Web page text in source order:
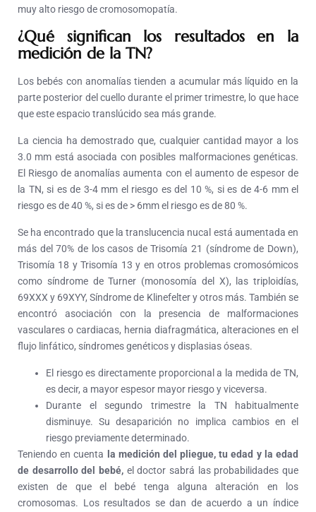
muy alto riesgo de cromosomopatía.
¿Qué significan los resultados en la
medición de la TN?
Los bebés con anomalías tienden a acumular más líquido en la
parte posterior del cuello durante el primer trimestre, lo que hace
que este espacio translúcido sea más grande.
La ciencia ha demostrado que, cualquier cantidad mayor a los
3.0 mm está asociada con posibles malformaciones genéticas.
El Riesgo de anomalías aumenta con el aumento de espesor de
la TN, si es de 3-4 mm el riesgo es del 10 %, si es de 4-6 mm el
riesgo es de 40 %, si es de > 6mm el riesgo es de 80 %.
Se ha encontrado que la translucencia nucal está aumentada en
más del 70% de los casos de Trisomía 21 (síndrome de Down),
Trisomía 18 y Trisomía 13 y en otros problemas cromosómicos
como síndrome de Turner (monosomía del X), las triploidías,
69XXX y 69XYY, Síndrome de Klinefelter y otros más. También se
encontró asociación con la presencia de malformaciones
vasculares o cardiacas, hernia diafragmática, alteraciones en el
flujo linfático, síndromes genéticos y displasias óseas.
El riesgo es directamente proporcional a la medida de TN,
es decir, a mayor espesor mayor riesgo y viceversa.
Durante el segundo trimestre la TN habitualmente
disminuye. Su desaparición no implica cambios en el
riesgo previamente determinado.
Teniendo en cuenta
la medición del pliegue, tu edad y la edad
de desarrollo del bebé, el doctor sabrá las probabilidades que
existen de que el bebé tenga alguna alteración en los
cromosomas. Los resultados se dan de acuerdo a un índice